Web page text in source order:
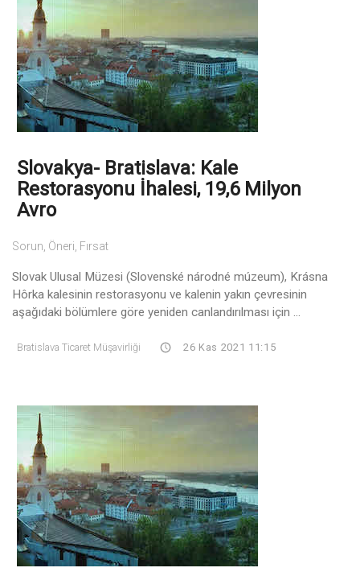
Slovakya- Bratislava: Kale
Restorasyonu İhalesi, 19,6 Milyon
Avro
Sorun, Öneri, Fırsat
Slovak Ulusal Müzesi (Slovenské národné múzeum), Krásna
Hôrka kalesinin restorasyonu ve kalenin yakın çevresinin
aşağıdaki bölümlere göre yeniden canlandırılması için ...
Bratislava Ticaret Müşavirliği 26 Kas 2021 11:15